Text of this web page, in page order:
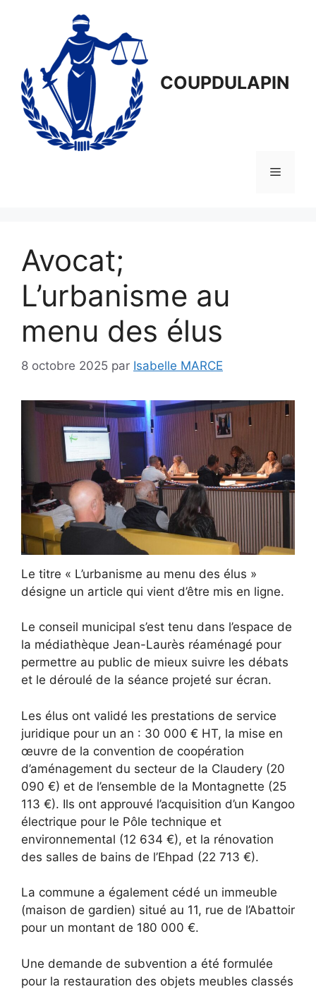
COUPDULAPIN
Menu
Avocat;
L’urbanisme au
menu des élus
8 octobre 2025 par Isabelle MARCE
Le titre « L’urbanisme au menu des élus »
désigne un article qui vient d’être mis en ligne.
Le conseil municipal s’est tenu dans l’espace de
la médiathèque Jean-Laurès réaménagé pour
permettre au public de mieux suivre les débats
et le déroulé de la séance projeté sur écran.
Les élus ont validé les prestations de service
juridique pour un an : 30 000 € HT, la mise en
œuvre de la convention de coopération
d’aménagement du secteur de la Claudery (20
090 €) et de l’ensemble de la Montagnette (25
113 €). Ils ont approuvé l’acquisition d’un Kangoo
électrique pour le Pôle technique et
environnemental (12 634 €), et la rénovation
des salles de bains de l’Ehpad (22 713 €).
La commune a également cédé un immeuble
(maison de gardien) situé au 11, rue de l’Abattoir
pour un montant de 180 000 €.
Une demande de subvention a été formulée
pour la restauration des objets meubles classés